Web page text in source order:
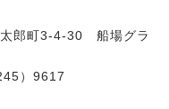
郎町3-4-30 船場グラ
）9617